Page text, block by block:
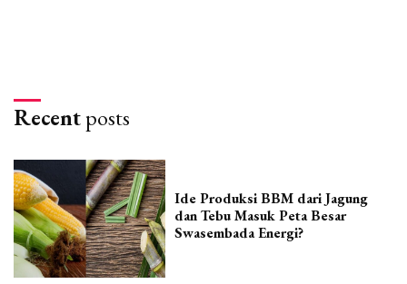
Recentposts
Ide Produksi BBM dari Jagung
dan Tebu Masuk Peta Besar
Swasembada Energi?